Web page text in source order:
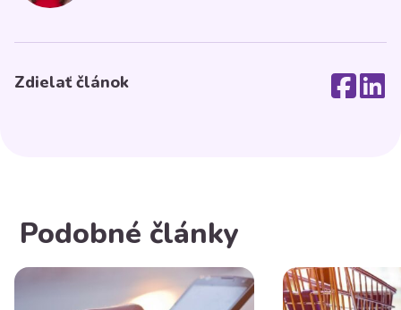
Zdielať článok
Podobné články